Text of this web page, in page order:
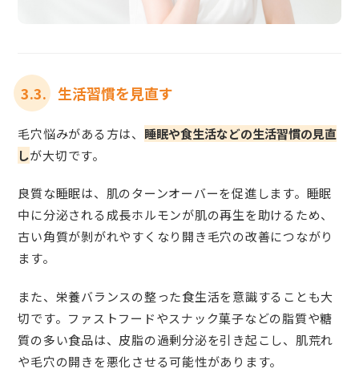
3.3. 生活習慣を見直す
毛穴悩みがある方は、 睡眠や食生活などの生活習慣の見直
しが大切です。
良質な睡眠は、肌のターンオーバーを促進します。睡眠
中に分泌される成長ホルモンが肌の再生を助けるため、
古い角質が剝がれやすくなり開き毛穴の改善につながり
ます。
また、栄養バランスの整った食生活を意識することも大
切です。ファストフードやスナック菓子などの脂質や糖
質の多い食品は、皮脂の過剰分泌を引き起こし、肌荒れ
や毛穴の開きを悪化させる可能性があります。